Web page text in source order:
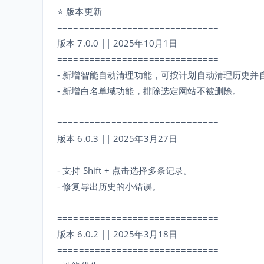
⭐ 版本更新
==============================
版本 7.0.0 || 2025年10月1日
==============================
- 新增智能自动清理功能，可按计划自动清理历史并
- 新增白名单域功能，排除选定网站不被删除。
==============================
版本 6.0.3 || 2025年3月27日
==============================
- 支持 Shift + 点击选择多条记录。
- 修复导出历史的小错误。
==============================
版本 6.0.2 || 2025年3月18日
==============================